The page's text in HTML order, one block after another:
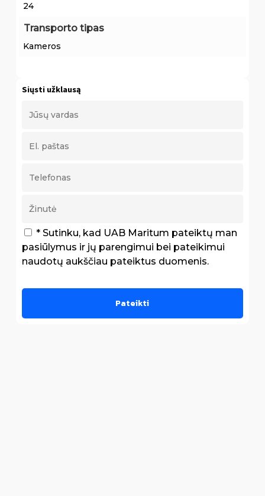
24
Transporto tipas
Kameros
Siųsti užklausą
* Sutinku, kad UAB Maritum pateiktų man
pasiūlymus ir jų parengimui bei pateikimui
naudotų aukščiau pateiktus duomenis.